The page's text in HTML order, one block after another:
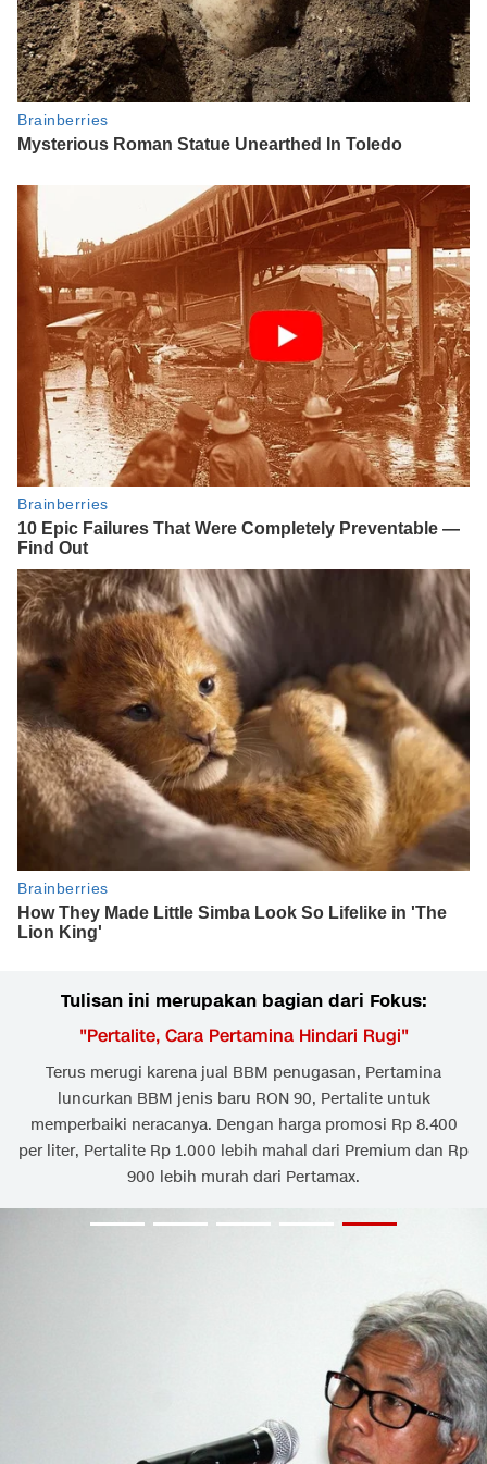
Tulisan ini merupakan bagian dari Fokus:
"Pertalite, Cara Pertamina Hindari Rugi"
Terus merugi karena jual BBM penugasan, Pertamina
luncurkan BBM jenis baru RON 90, Pertalite untuk
memperbaiki neracanya. Dengan harga promosi Rp 8.400
per liter, Pertalite Rp 1.000 lebih mahal dari Premium dan Rp
900 lebih murah dari Pertamax.